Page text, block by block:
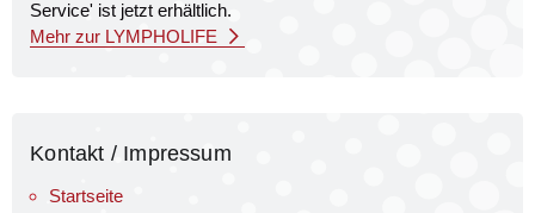
Service' ist jetzt erhältlich.
Mehr zur LYMPHOLIFE
Kontakt / Impressum
Startseite